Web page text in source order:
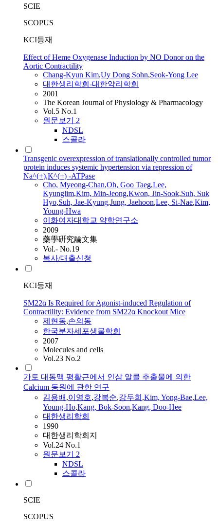
SCIE
SCOPUS
KCI등재
Effect of Heme Oxygenase Induction by NO Donor on the
Aortic Contractility
Chang-Kyun Kim,Uy Dong Sohn,Seok-Yong Lee
대한생리학회-대한약리학회
2001
The Korean Journal of Physiology & Pharmacology
Vol.5 No.1
원문보기 2
NDSL
스콜라
Transgenic overexpression of translationally controlled tumor
protein induces systemic hypertension via repression of
Na^(+),K^(+) -ATPase
Cho, Myeong-Chan,Oh, Goo Taeg,Lee,
Kyunglim,Kim, Min-Jeong,Kwon, Jin-Sook,Suh, Suk
Hyo,Suh, Jae-Kyung,Jung, Jaehoon,Lee, Si-Nae,Kim,
Young-Hwa
이화여자대학교 약학연구소
2009
藥學硏究論文集
Vol.- No.19
복사/대출신청
KCI등재
SM22α Is Required for Agonist-induced Regulation of
Contractility: Evidence from SM22α Knockout Mice
제현동,손의동
한국분자세포생물학회
2007
Molecules and cells
Vol.23 No.2
가토 대동맥 평활근에서 인삼 알콜 추출물에 의한
Calcium 동원에 관한 연구
김용배 ,이영호,강복순,강두희 ,Kim, Yong-Bae,Lee,
Young-Ho,Kang, Bok-Soon,Kang, Doo-Hee
대한생리학회
1990
대한생리학회지
Vol.24 No.1
원문보기 2
NDSL
스콜라
SCIE
SCOPUS